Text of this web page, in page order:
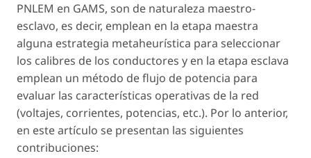
PNLEM en GAMS, son de naturaleza maestro-
esclavo, es decir, emplean en la etapa maestra
alguna estrategia metaheurística para seleccionar
los calibres de los conductores y en la etapa esclava
emplean un método de flujo de potencia para
evaluar las características operativas de la red
(voltajes, corrientes, potencias, etc.). Por lo anterior,
en este artículo se presentan las siguientes
contribuciones: